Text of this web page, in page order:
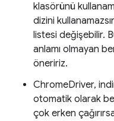
klasörünü
dizini
listesi değişebilir.
anlamı olmayan
öneririz.
ChromeDriver,
otomatik olarak
çok erken